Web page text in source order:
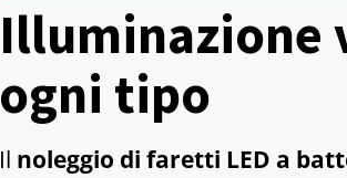
Illuminazione
ogni tipo
Il noleggio di faretti LED a